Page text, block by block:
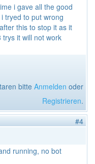
i gave all the good
tryed to put wrong
this to stop it as it
trys it will not work
bitte Anmelden oder
Registrieren.
#4
running, no bot